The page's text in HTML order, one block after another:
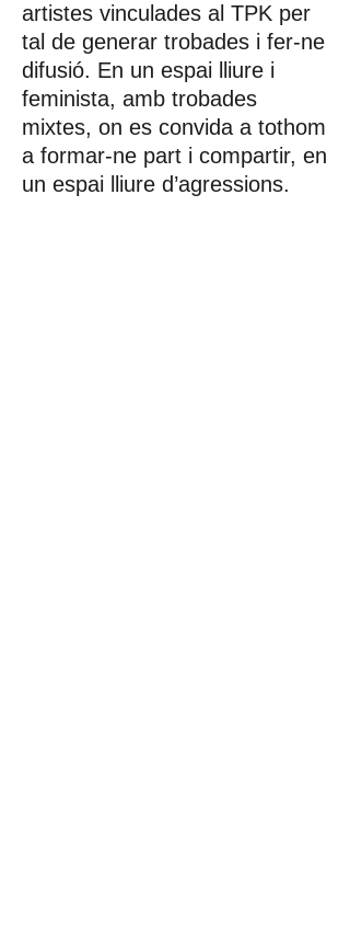
artistes vinculades al TPK per
tal de generar trobades i fer-ne
difusió. En un espai lliure i
feminista, amb trobades
mixtes, on es convida a tothom
a formar-ne part i compartir, en
un espai lliure d’agressions.